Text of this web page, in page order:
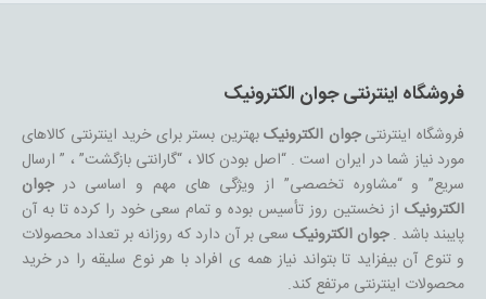
فروشگاه اینترنتی جوان الکترونیک
فروشگاه اینترنتیجوان الکترونیکبهترین بستر برای خرید اینترنتی کالاهای
مورد نیاز شما در ایران است . “اصل بودن کالا ، “گارانتی بازگشت” ، ” ارسال
سریع” و “مشاوره تخصصی” از ویژگی های مهم و اساسی درجوان
الکترونیکاز نخستین روز تأسیس بوده و تمام سعی خود را کرده تا به آن
پایبند باشد .جوان الکترونیکسعی بر آن دارد که روزانه بر تعداد محصولات
و تنوع آن بیفزاید تا بتواند نیاز همه ی افراد با هر نوع سلیقه را در خرید
محصولات اینترنتی مرتفع کند.